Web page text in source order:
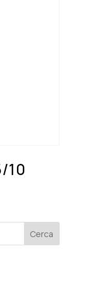
10
Cerca